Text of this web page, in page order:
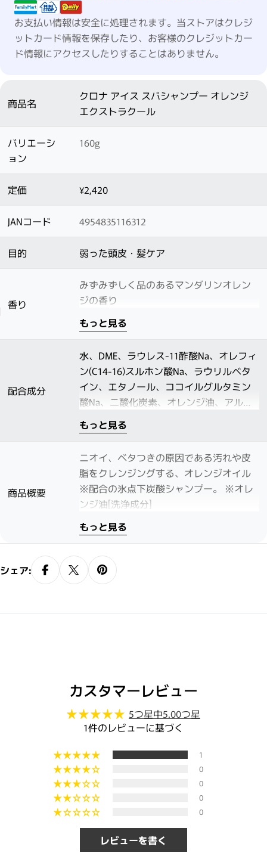
お支払い情報は安全に処理されます。当ストアはクレジ
ットカード情報を保存したり、お客様のクレジットカー
ド情報にアクセスしたりすることはありません。
商品名
クロナ アイス スパシャンプー オレンジ
エクストラクール
バリエーシ
ョン
160g
定価 ¥2,420
JANコード 4954835116312
目的 弱った頭皮・髪ケア
香り
みずみずしく品のあるマンダリンオレン
ジの香り
もっと見る
配合成分
水、DME、ラウレス-11酢酸Na、オレフィ
ン(C14-16)スルホン酸Na、ラウリルベタ
イン、エタノール、ココイルグルタミン
酸Na、二酸化炭素、オレンジ油、アルム
K、アルニカ花エキス、ムラサキバレンギ
クエキス、ワレモコウエキス、ハッカ葉
ポリクオタニウム-52、スルホコハク酸ラ
ウレス2Na、乳酸Al、乳酸Na、クエン酸、
BG、PEG-32、水酸化Na、EDTA-2Na、安
息香酸Na、フェノキシエタノール、香料
もっと見る
商品概要
ニオイ、ベタつきの原因である汚れや皮
脂をクレンジングする、オレンジオイル
※配合の氷点下炭酸シャンプー。 ※オレ
ンジ油[洗浄成分]
もっと見る
シェア:
カスタマーレビュー
5つ星中5.00つ星
1件のレビューに基づく
1
0
0
0
0
レビューを書く